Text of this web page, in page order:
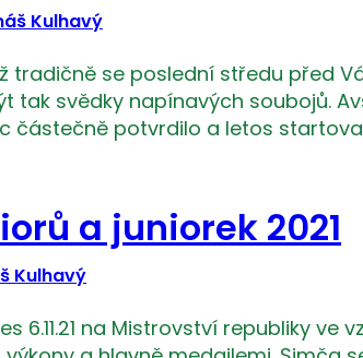
Kulhavý
tradičně se poslední středu před
tak svědky napínavých soubojů.
částečně potvrdilo a letos
a juniorek 2021
Kulhavý
6.11.21 na Mistrovství republiky